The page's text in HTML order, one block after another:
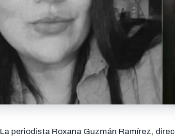
La periodista Roxana Guzmán Ramírez,